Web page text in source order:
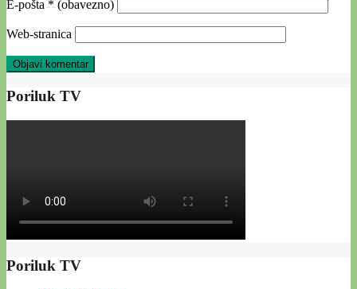
E-pošta * (obavezno)
Web-stranica
Poriluk TV
Poriluk TV